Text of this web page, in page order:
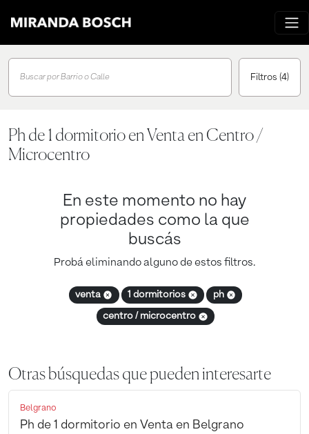
Buscar por Barrio o Calle Filtros (4)
Ph de 1 dormitorio en Venta en Centro /
Microcentro
En este momento no hay
propiedades como la que
buscás
Probá eliminando alguno de estos filtros.
venta 1 dormitorios ph
centro / microcentro
Otras búsquedas que pueden interesarte
Belgrano
Ph de 1 dormitorio en Venta en Belgrano